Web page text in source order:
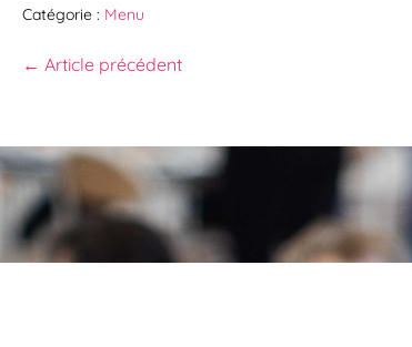
Catégorie : Menu
← Article précédent